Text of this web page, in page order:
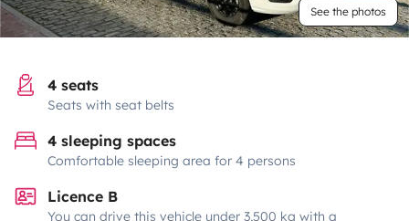
See the photos
4 seats
Seats with seat belts
4 sleeping spaces
Comfortable sleeping area for 4 persons
Licence B
You can drive this vehicle under 3,500 kg with a